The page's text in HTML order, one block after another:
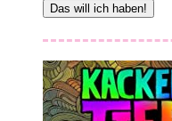
Das will ich haben!